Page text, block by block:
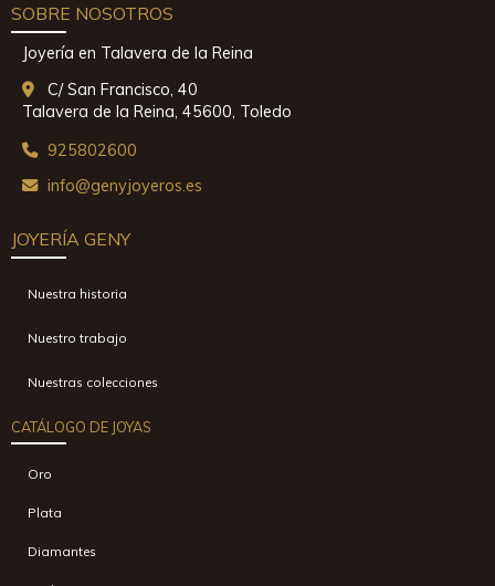
SOBRE NOSOTROS
Joyería en Talavera de la Reina
C/ San Francisco, 40
Talavera de la Reina, 45600, Toledo
925802600
info
genyjoyeros.es
JOYERÍA GENY
Nuestra historia
Nuestro trabajo
Nuestras colecciones
CATÁLOGO DE JOYAS
Oro
Plata
Diamantes